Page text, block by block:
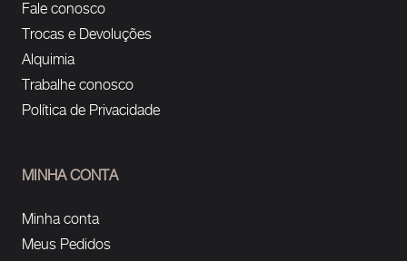
Fale conosco
Trocas e Devoluções
Alquimia
Trabalhe conosco
Política de Privacidade
MINHA CONTA
Minha conta
Meus Pedidos